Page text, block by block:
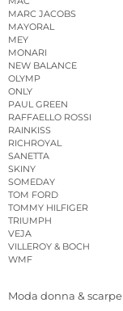
MARC JACOBS
MAYORAL
MEY
MONARI
NEW BALANCE
OLYMP
ONLY
PAUL GREEN
RAFFAELLO ROSSI
RAINKISS
RICHROYAL
SANETTA
SKINY
SOMEDAY
TOM FORD
TOMMY HILFIGER
TRIUMPH
VEJA
VILLEROY & BOCH
WMF
Moda donna & scarpe